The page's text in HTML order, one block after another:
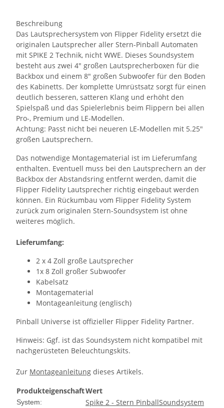
Beschreibung
Das Lautsprechersystem von Flipper Fidelity ersetzt die
originalen Lautsprecher aller Stern-Pinball Automaten
mit SPIKE 2 Technik, nicht WWE. Dieses Soundsystem
besteht aus zwei 4" großen Lautsprecherboxen für die
Backbox und einem 8" großen Subwoofer für den Boden
des Kabinetts. Der komplette Umrüstsatz sorgt für einen
deutlich besseren, satteren Klang und erhöht den
Spielspaß und das Spielerlebnis beim Flippern bei allen
Pro-, Premium und LE-Modellen.
Achtung: Passt nicht bei neueren LE-Modellen mit 5.25"
großen Lautsprechern.
Das notwendige Montagematerial ist im Lieferumfang
enthalten. Eventuell muss bei den Lautsprechern an der
Backbox der Abstandsring entfernt werden, damit die
Flipper Fidelity Lautsprecher richtig eingebaut werden
können. Ein Rückumbau vom Flipper Fidelity System
zurück zum originalen Stern-Soundsystem ist ohne
weiteres möglich.
Lieferumfang:
2 x 4 Zoll große Lautsprecher
1x 8 Zoll großer Subwoofer
Kabelsatz
Montagematerial
Montageanleitung (englisch)
Pinball Universe ist offizieller Flipper Fidelity Partner.
Hinweis: Ggf. ist das Soundsystem nicht kompatibel mit
nachgerüsteten Beleuchtungskits.
Zur Montageanleitung dieses Artikels.
ProdukteigenschaftWert
System: Spike 2 - Stern PinballSoundsystem